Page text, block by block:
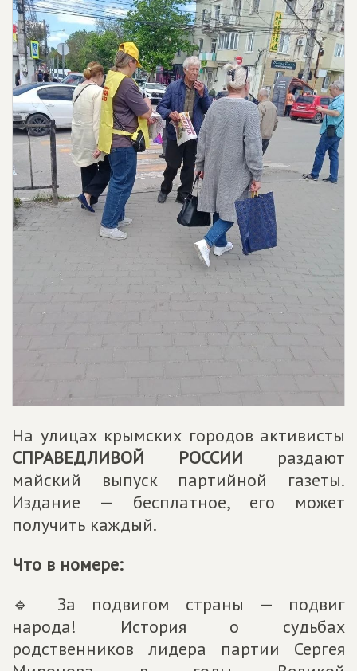
На улицах крымских городов активисты
СПРАВЕДЛИВОЙ РОССИИ раздают
майский выпуск партийной газеты.
Издание — бесплатное, его может
получить каждый.
Что в номере:
🔹 За подвигом страны — подвиг
народа! История о судьбах
родственников лидера партии Сергея